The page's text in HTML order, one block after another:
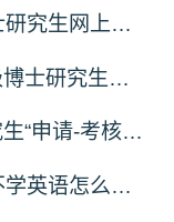
2027年报考上海政法学院博士研究生网上报名公告
沈阳药科大学关于开展2026级博士研究生录取后信息采集及档案调取等相关工作的通知
国防科技大学2027年博士研究生“申请-考核”制招生专业基础笔试考试大纲
2027考博英语难上岸？多年不学英语怎么备考？